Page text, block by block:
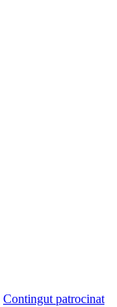
Contingut patrocinat